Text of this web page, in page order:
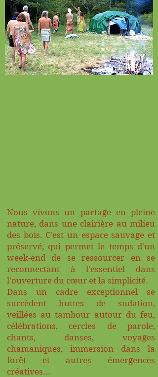
Nous vivons un partage en pleine
nature, dans une clairière au milieu
des bois. C'est un espace sauvage et
préservé, qui permet le temps d'un
week-end de se ressourcer en se
reconnectant à l'essentiel dans
l'ouverture du cœur et la simplicité.
Dans un cadre exceptionnel se
succèdent huttes de sudation,
veillées au tambour autour du feu,
célébrations, cercles de parole,
chants, danses, voyages
chamaniques, immersion dans la
forêt et autres émergences
créatives...